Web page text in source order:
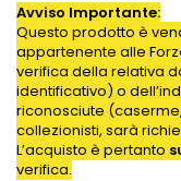
Avviso Importante:
Questo prodotto è
appartenente alle
verifica della relativa
identificativo) o
riconosciute
collezionisti, sarà
L’acquisto è pertanto
verifica.